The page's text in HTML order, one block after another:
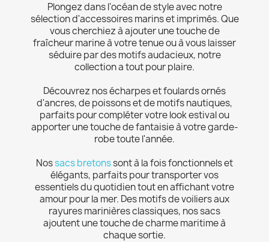
Plongez dans l'océan de style avec notre
sélection d'accessoires marins et imprimés. Que
vous cherchiez à ajouter une touche de
fraîcheur marine à votre tenue ou à vous laisser
séduire par des motifs audacieux, notre
collection a tout pour plaire.
Découvrez nos écharpes et foulards ornés
d'ancres, de poissons et de motifs nautiques,
parfaits pour compléter votre look estival ou
apporter une touche de fantaisie à votre garde-
robe toute l'année.
Nossacs bretonssont à la fois fonctionnels et
élégants, parfaits pour transporter vos
essentiels du quotidien tout en affichant votre
amour pour la mer. Des motifs de voiliers aux
rayures marinières classiques, nos sacs
ajoutent une touche de charme maritime à
chaque sortie.